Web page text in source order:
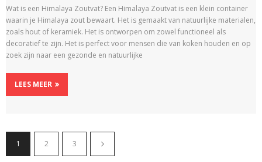
Wat is een Himalaya Zoutvat? Een Himalaya Zoutvat is een klein container
waarin je Himalaya zout bewaart. Het is gemaakt van natuurlijke materialen,
zoals hout of keramiek. Het is ontworpen om zowel functioneel als
decoratief te zijn. Het is perfect voor mensen die van koken houden en op
zoek zijn naar een gezonde en natuurlijke
LEES MEER
1 2 3